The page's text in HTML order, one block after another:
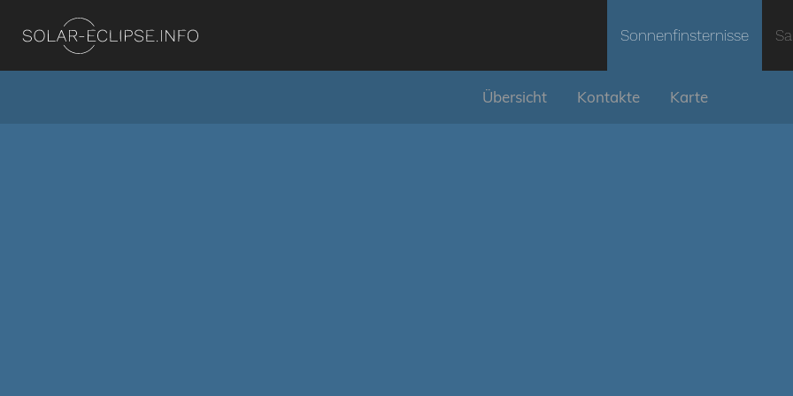
Sonnenfinsternisse
Übersicht Kontakte Karte